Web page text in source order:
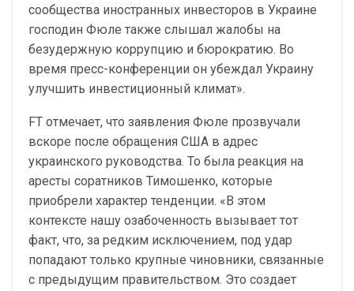
сообщества иностранных инвесторов в Украине
господин Фюле также слышал жалобы на
безудержную коррупцию и бюрократию. Во
время пресс-конференции он убеждал Украину
улучшить инвестиционный климат».
FT отмечает, что заявления Фюле прозвучали
вскоре после обращения США в адрес
украинского руководства. То была реакция на
аресты соратников Тимошенко, которые
приобрели характер тенденции. «В этом
контексте нашу озабоченность вызывает тот
факт, что, за редким исключением, под удар
попадают только крупные чиновники, связанные
с предыдущим правительством. Это создает